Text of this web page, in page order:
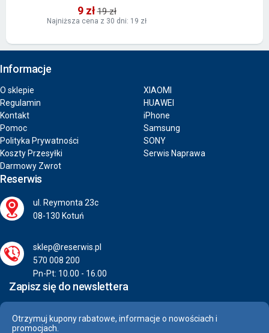
9 zł19 zł
Najniższa cena z 30 dni: 19 zł
Informacje
O sklepie
Regulamin
Kontakt
Pomoc
Polityka Prywatności
Koszty Przesyłki
Darmowy Zwrot
XIAOMI
HUAWEI
iPhone
Samsung
SONY
Serwis Naprawa
Reserwis
ul. Reymonta 23c
08-130 Kotuń
sklep@reserwis.pl
570 008 200
Pn-Pt: 10.00 - 16.00
Zapisz się do newslettera
Otrzymuj kupony rabatowe, informacje o nowościach i
promocjach.